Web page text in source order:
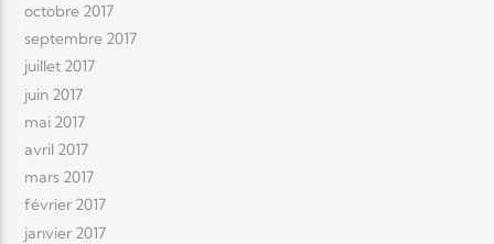
octobre 2017
septembre 2017
juillet 2017
juin 2017
mai 2017
avril 2017
mars 2017
février 2017
janvier 2017